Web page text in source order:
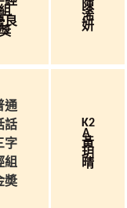
良
陳
浠
妍
通
話
字
組
奬
K2
A
黃
玥
晴